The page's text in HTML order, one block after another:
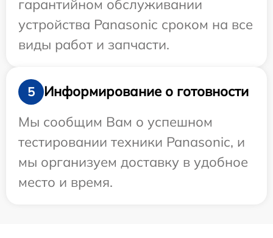
гарантийном обслуживании
устройства Panasonic сроком на все
виды работ и запчасти.
5
Информирование о готовности
Мы сообщим Вам о успешном
тестировании техники Panasonic, и
мы организуем доставку в удобное
место и время.